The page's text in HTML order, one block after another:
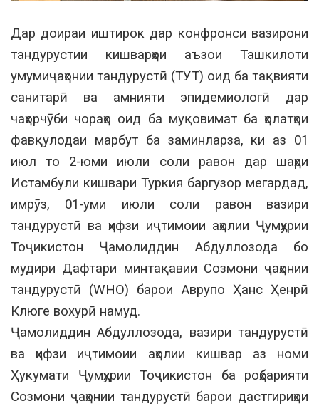
Дар доираи иштирок дар конфронси вазирони
тандурустии кишварҳои аъзои Ташкилоти
умумиҷаҳонии тандурустӣ (ТУТ) оид ба тақвияти
санитарӣ ва амнияти эпидемиологӣ дар
чаҳорчӯби чораҳо оид ба муқовимат ба ҳолатҳои
фавқулодаи марбут ба заминларза, ки аз 01
июл то 2-юми июли соли равон дар шаҳри
Истамбули кишвари Туркия баргузор мегардад,
имрӯз, 01-уми июли соли равон вазири
тандурустӣ ва ҳифзи иҷтимоии аҳолии Ҷумҳурии
Тоҷикистон Ҷамолиддин Абдуллозода бо
мудири Дафтари минтақавии Созмони ҷаҳонии
тандурустӣ (WHO) барои Аврупо Ҳанс Ҳенрӣ
Клюге вохурӣ намуд.
Ҷамолиддин Абдуллозода, вазири тандурустӣ
ва ҳифзи иҷтимоии аҳолии кишвар аз номи
Ҳукумати Ҷумҳурии Тоҷикистон ба роҳбарияти
Созмони ҷаҳонии тандурустӣ барои дастгириҳои